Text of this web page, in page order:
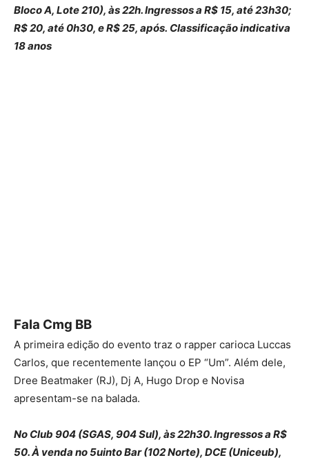
Bloco A, Lote 210), às 22h. Ingressos a R$ 15, até 23h30;
R$ 20, até 0h30, e R$ 25, após. Classificação indicativa
18 anos
Fala Cmg BB
A primeira edição do evento traz o rapper carioca Luccas
Carlos, que recentemente lançou o EP “Um”. Além dele,
Dree Beatmaker (RJ), Dj A, Hugo Drop e Novisa
apresentam-se na balada.
No Club 904 (SGAS, 904 Sul), às 22h30. Ingressos a R$
50. À venda no 5uinto Bar (102 Norte), DCE (Uniceub),